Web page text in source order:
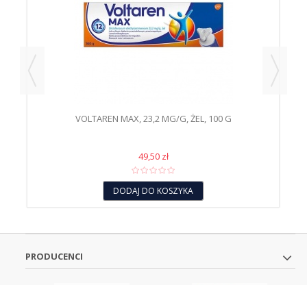
VOLTAREN MAX, 23,2 MG/G, ŻEL, 100 G
49,50 zł
DODAJ DO KOSZYKA
PRODUCENCI